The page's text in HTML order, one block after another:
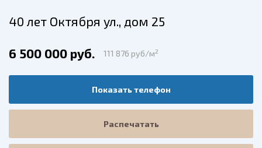
40 лет Октября ул., дом 25
6 500 000 руб. 111 876 руб/м2
Показать телефон
Распечатать